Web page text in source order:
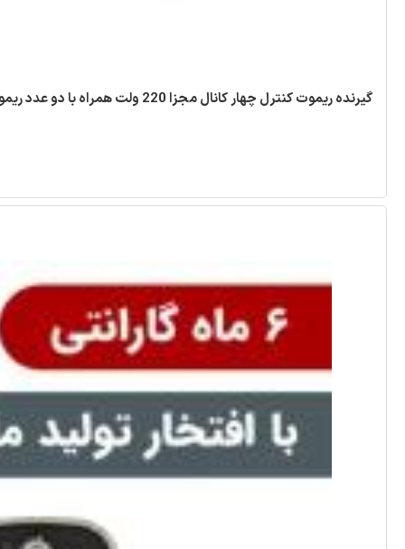
گیرنده ریموت کنترل چهار کانال مجزا 220 ولت همراه با دو عدد ریموت [ مد ABCD ]